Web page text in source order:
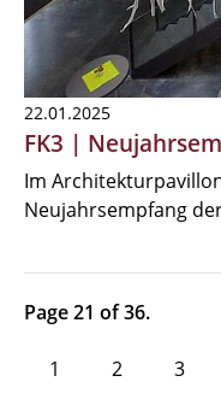
22.01.2025
FK3 |
Im
Neujahrsempfang
Page 21 of 36.
1 2 3